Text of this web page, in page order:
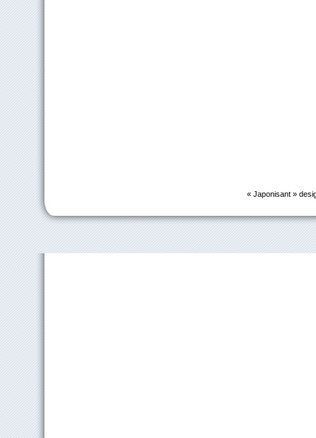
« Japonisant »